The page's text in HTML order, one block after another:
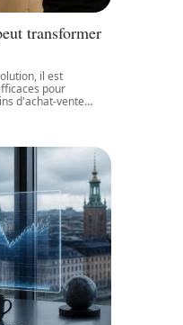
transformer
il est
pour
d'achat-vente…